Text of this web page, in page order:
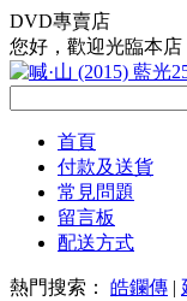
DVD專賣店
您好，歡迎光臨本店
首頁
付款及送貨
常見問題
留言板
配送方式
熱門搜索： 皓鑭傳 |